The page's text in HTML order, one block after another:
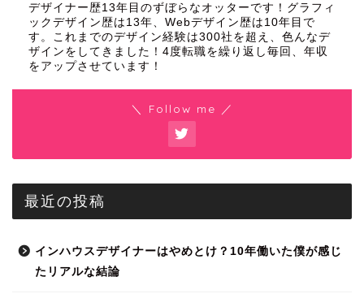
デザイナー歴13年目のずぼらなオッターです！グラフィ
ックデザイン歴は13年、Webデザイン歴は10年目で
す。これまでのデザイン経験は300社を超え、色んなデ
ザインをしてきました！4度転職を繰り返し毎回、年収
をアップさせています！
＼ Follow me ／
最近の投稿
インハウスデザイナーはやめとけ？10年働いた僕が感じ
たリアルな結論